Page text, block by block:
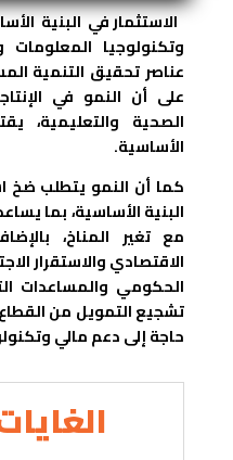
الاستثمار في البنية
وتكنولوجيا
عناصر تحقيق التنمية
على أن النمو في
الصحية والتعليمية،
الأساسية.
كما أن النمو يتطلب ضخ
البنية الأساسية، بما
مع تغير المناخ،
الاقتصادي والاستقرار
الحكومي والمساعدات
تشجيع التمويل من
حاجة إلى دعم مالي